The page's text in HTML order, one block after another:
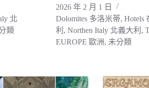
北
類
2026 年 2 月 1 日
Dolomites 多洛米蒂, Hotels
利 , Northen Italy 北義大利 ,
EUROPE 歐洲, 未分類